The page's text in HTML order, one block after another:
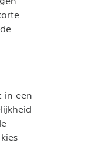
in een